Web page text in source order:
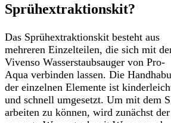
Sprühextraktionskit?
Das Sprühextraktionskit besteht aus
mehreren Einzelteilen, die sich mit
Vivenso Wasserstaubsauger von Pro-
Aqua verbinden lassen. Die
der einzelnen Elemente ist
und schnell umgesetzt. Um mit dem
arbeiten zu können, wird zunächst der